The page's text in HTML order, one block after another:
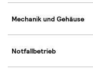
Mechanik und Gehäuse
Notfallbetrieb